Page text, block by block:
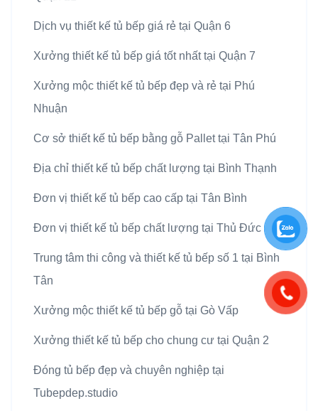
Dịch vụ thiết kế tủ bếp giá rẻ tại Quận 6
Xưởng thiết kế tủ bếp giá tốt nhất tại Quận 7
Xưởng mộc thiết kế tủ bếp đẹp và rẻ tại Phú
Nhuận
Cơ sở thiết kế tủ bếp bằng gỗ Pallet tại Tân Phú
Địa chỉ thiết kế tủ bếp chất lượng tại Bình Thạnh
Đơn vị thiết kế tủ bếp cao cấp tại Tân Bình
Đơn vị thiết kế tủ bếp chất lượng tại Thủ Đức
Trung tâm thi công và thiết kế tủ bếp số 1 tại Bình
Tân
Xưởng mộc thiết kế tủ bếp gỗ tại Gò Vấp
Xưởng thiết kế tủ bếp cho chung cư tại Quận 2
Đóng tủ bếp đẹp và chuyên nghiệp tại
Tubepdep.studio